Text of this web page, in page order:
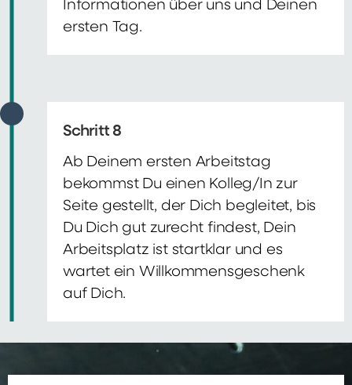
Informationen über uns und Deinen
ersten Tag.
Schritt 8
Ab Deinem ersten Arbeitstag
bekommst Du einen Kolleg/In zur
Seite gestellt, der Dich begleitet, bis
Du Dich gut zurecht findest, Dein
Arbeitsplatz ist startklar und es
wartet ein Willkommensgeschenk
auf Dich.